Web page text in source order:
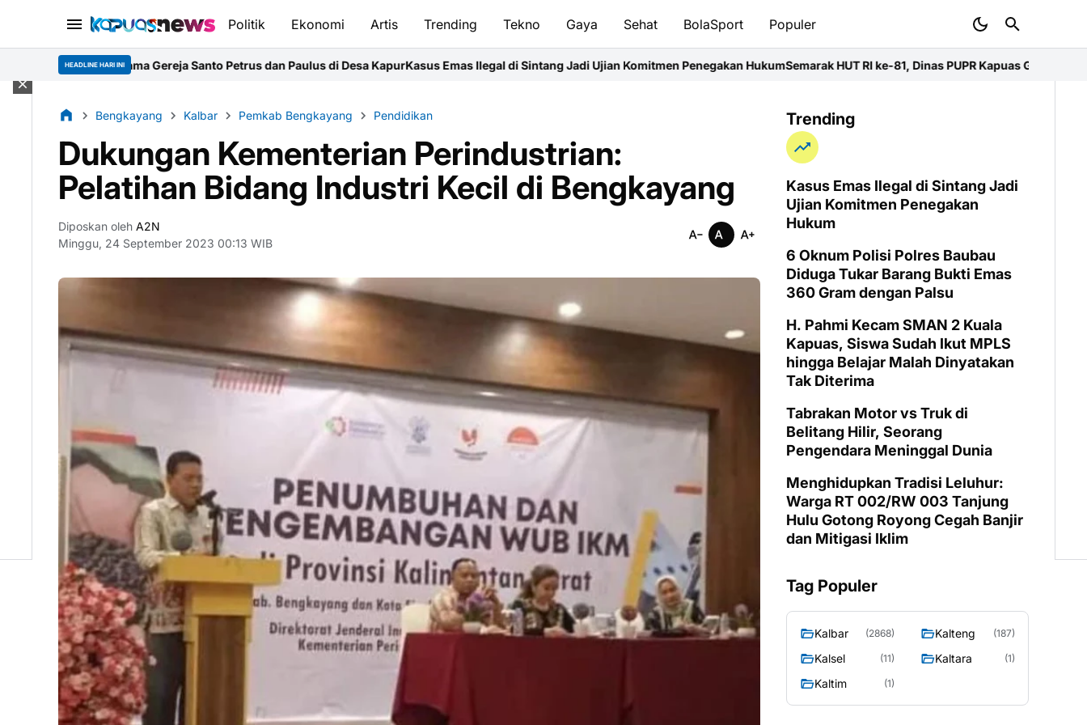
Politik Ekonomi Artis Trending Tekno Gaya Sehat BolaSport Populer
HEADLINE HARI INI
Gereja Santo Petrus dan Paulus di Desa Kapur Kasus Emas Ilegal di Sintang Jadi Ujian Komitmen Penegakan HukumSemarak HUT RI ke-81, Dinas PUPR Kapuas Gelar Lomba Tradisional dan
Bengkayang Kalbar Pemkab Bengkayang Pendidikan
Dukungan Kementerian Perindustrian:
Pelatihan Bidang Industri Kecil di Bengkayang
Diposkan oleh A2N
Minggu, 24 September 2023 00:13 WIB
Trending
Kasus Emas Ilegal di Sintang Jadi
Ujian Komitmen Penegakan
Hukum
6 Oknum Polisi Polres Baubau
Diduga Tukar Barang Bukti Emas
360 Gram dengan Palsu
H. Pahmi Kecam SMAN 2 Kuala
Kapuas, Siswa Sudah Ikut MPLS
hingga Belajar Malah Dinyatakan
Tak Diterima
Tabrakan Motor vs Truk di
Belitang Hilir, Seorang
Pengendara Meninggal Dunia
Menghidupkan Tradisi Leluhur:
Warga RT 002/RW 003 Tanjung
Hulu Gotong Royong Cegah Banjir
dan Mitigasi Iklim
Tag Populer
Kalbar (2868) Kalteng (187)
Kalsel (11) Kaltara (1)
Kaltim (1)